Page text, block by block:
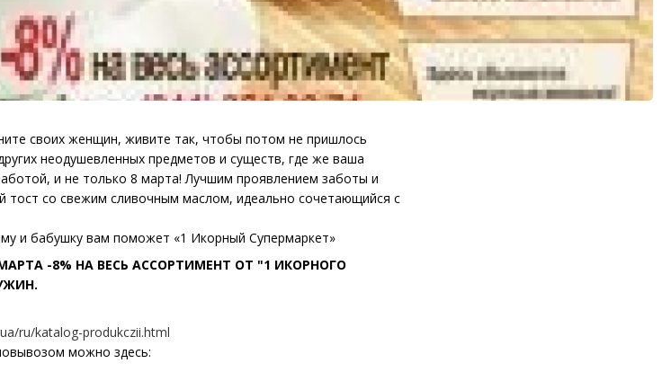
своих женщин, живите так, чтобы потом не пришлось
неодушевленных предметов и существ, где же ваша
и не только 8 марта! Лучшим проявлением заботы и
со свежим сливочным маслом, идеально сочетающийся с
и бабушку вам поможет «1 Икорный Супермаркет»
-8% НА ВЕСЬ АССОРТИМЕНТ ОТ "1 ИКОРНОГО
ru/katalog-produkczii.html
можно здесь: